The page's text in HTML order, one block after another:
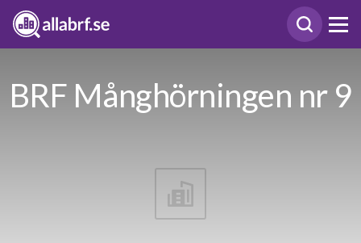
BRF Månghörningen nr 9